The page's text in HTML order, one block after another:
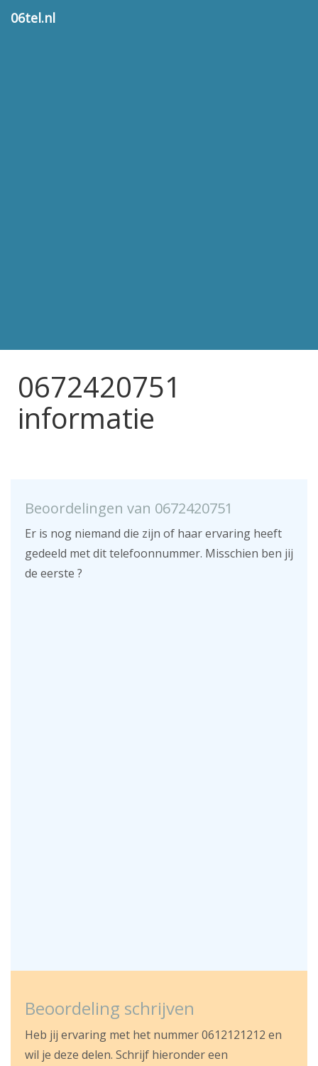
06tel.nl
0672420751
informatie
Beoordelingen van 0672420751
Er is nog niemand die zijn of haar ervaring heeft
gedeeld met dit telefoonnummer. Misschien ben jij
de eerste ?
Beoordeling schrijven
Heb jij ervaring met het nummer 0612121212 en
wil je deze delen. Schrijf hieronder een